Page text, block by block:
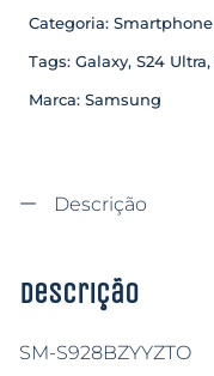
Categoria: Smartphone
Tags: Galaxy, S24 Ultra,
Marca: Samsung
Descrição
Descrição
SM-S928BZYYZTO